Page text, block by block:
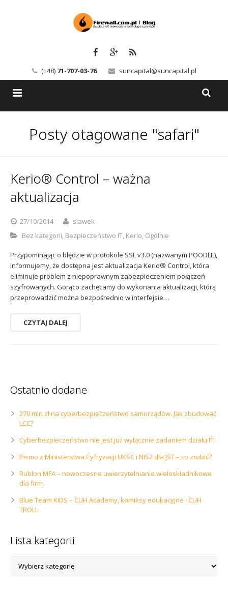
(+48) 71-707-03-76 suncapital@suncapital.pl
Backup-Solutions
Kerio
Sophos
Usługi
Szkolenia
Polityka prywatności
Posty otagowane "safari"
Kerio® Control – ważna
aktualizacja
27/10/2014
slawek
Bez kategorii, Bezpieczeństwo IT, Kerio, Ogólnie
Przypominając o błędzie w protokole SSL v3.0 (nazwanym POODLE),
informujemy, że dostępna jest aktualizacja Kerio® Control, która
eliminuje problem z niepoprawnym zabezpieczeniem połączeń
szyfrowanych. Gorąco zachęcamy do wykonania aktualizacji, którą
przeprowadzić można bezpośrednio w interfejsie…
CZYTAJ DALEJ
Ostatnio dodane
270 mln zł na cyberbezpieczeństwo samorządów. Jak zbudować
LCC?
Cyberbezpieczeństwo nie jest już wyłącznie zadaniem działu IT
Pismo z Ministerstwa Cyfryzacji UKSC i NIS2 dla JST – co zrobić?
Rublon MFA – nowoczesne uwierzytelnianie wieloskładnikowe
dla firm
Blue Team KIDS – CUH Academy, komiksy edukacyjne i CUH
TROLL
Lista kategorii
kategorii